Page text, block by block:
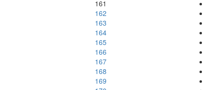
161
162
163
164
165
166
167
168
169